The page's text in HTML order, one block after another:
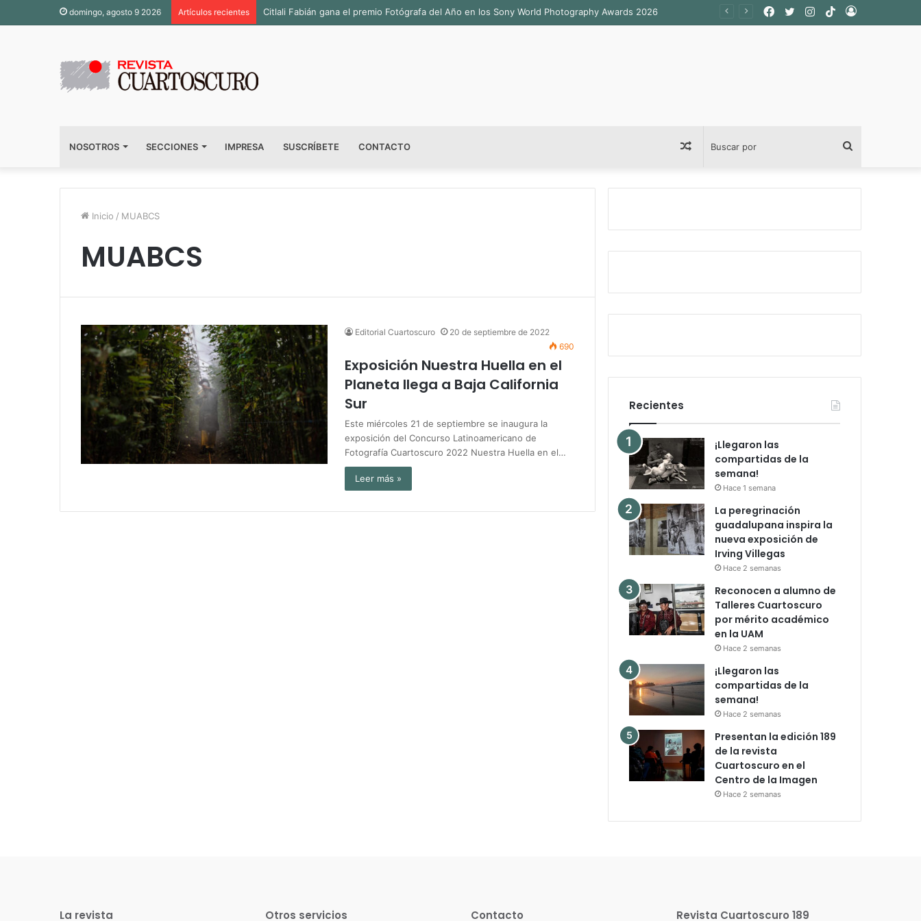
domingo, agosto 9 2026 Artículos recientes Inauguran sala permanente «Pedro Valtierra» en la Fototeca de Zacatecas Acceso
TikTok
Instagram
Twitter
Facebook
NOSOTROS SECCIONES IMPRESA SUSCRÍBETE CONTACTO
por
Publicación
al
azar
Inicio / MUABCS
MUABCS
Editorial Cuartoscuro
20 de septiembre de 2022
690
Exposición Nuestra Huella en el
Planeta llega a Baja California
Sur
Este miércoles 21 de septiembre se inaugura la
exposición del Concurso Latinoamericano de
Fotografía Cuartoscuro 2022 Nuestra Huella en el…
Leer más »
Recientes
¡Llegaron las
compartidas de la
semana!
Hace 1 semana
La peregrinación
guadalupana inspira la
nueva exposición de
Irving Villegas
Hace 2 semanas
Reconocen a alumno de
Talleres Cuartoscuro
por mérito académico
en la UAM
Hace 2 semanas
¡Llegaron las
compartidas de la
semana!
Hace 2 semanas
Presentan la edición 189
de la revista
Cuartoscuro en el
Centro de la Imagen
Hace 2 semanas
La revista Otros servicios Contacto Revista Cuartoscuro 189